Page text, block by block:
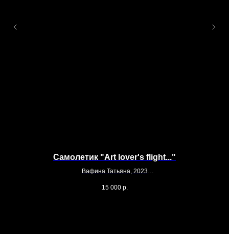
Самолетик "Art lover's flight..."
Вафина Татьяна, 2023
15 000 р.